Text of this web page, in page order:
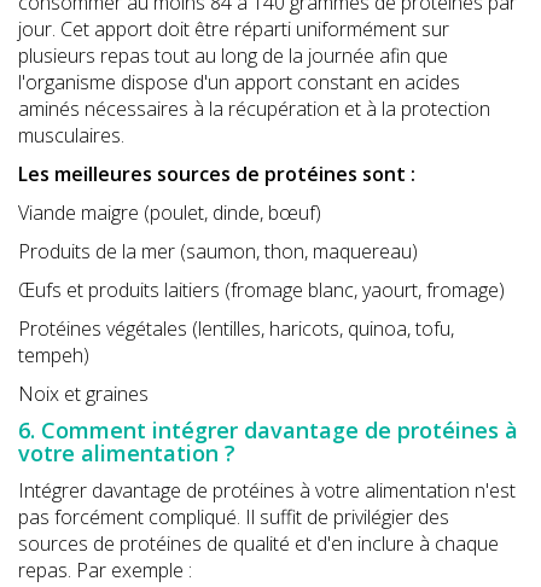
jour. Cet apport doit être réparti uniformément sur
plusieurs repas tout au long de la journée afin que
l'organisme dispose d'un apport constant en acides
aminés nécessaires à la récupération et à la protection
musculaires.
Les meilleures sources de protéines sont :
Viande maigre (poulet, dinde, bœuf)
Produits de la mer (saumon, thon, maquereau)
Œufs et produits laitiers (fromage blanc, yaourt, fromage)
Protéines végétales (lentilles, haricots, quinoa, tofu,
tempeh)
Noix et graines
6. Comment intégrer davantage de protéines à
votre alimentation ?
Intégrer davantage de protéines à votre alimentation n'est
pas forcément compliqué. Il suffit de privilégier des
sources de protéines de qualité et d'en inclure à chaque
repas. Par exemple :